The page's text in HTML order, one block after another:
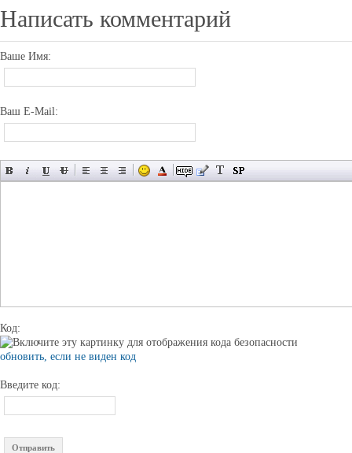
Написать комментарий
Ваше Имя:
Ваш E-Mail:
Код:
обновить, если не виден код
Введите код: